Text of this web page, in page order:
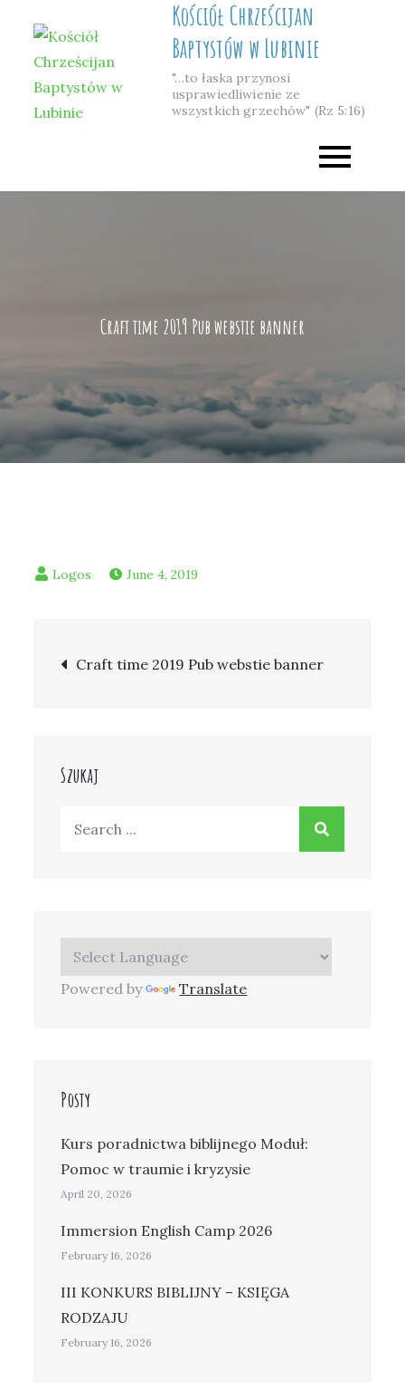
content
Kościół Chrześcijan
Baptystów w Lubinie
"…to łaska przynosi
usprawiedliwienie ze
wszystkich grzechów" (Rz 5:16)
Craft time 2019 Pub webstie banner
June 4, 2019
Post
Craft time 2019 Pub webstie banner
Szukaj
Powered by Translate
Posty
Kurs poradnictwa biblijnego Moduł:
Pomoc w traumie i kryzysie
April 20, 2026
Immersion English Camp 2026
February 16, 2026
III KONKURS BIBLIJNY – KSIĘGA
RODZAJU
February 16, 2026